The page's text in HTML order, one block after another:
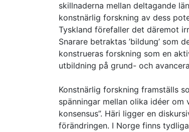
skillnaderna mellan deltagande
konstnärlig forskning av dess
Tyskland förefaller det däremot
Snarare betraktas ’bildung’
konstrueras forskning som en
utbildning på grund- och
Konstnärlig forskning framställs
spänningar mellan olika idéer
konsensus”. Häri ligger en
förändringen. I Norge finns